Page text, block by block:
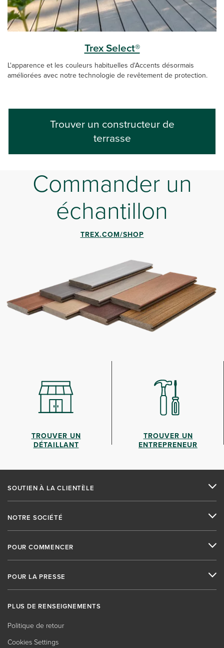
Trex Select®
L'apparence et les couleurs habituelles d'Accents désormais
améliorées avec notre technologie de revêtement de protection.
Trouver un constructeur de
terrasse
Commander un
échantillon
TREX.COM/SHOP
TROUVER UN
DÉTAILLANT
TROUVER UN
ENTREPRENEUR
SOUTIEN À LA CLIENTÈLE
NOTRE SOCIÉTÉ
POUR COMMENCER
POUR LA PRESSE
PLUS DE RENSEIGNEMENTS
Politique de retour
Cookies Settings